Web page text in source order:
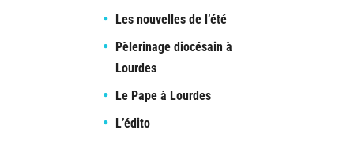
Les nouvelles de l’été
Pèlerinage diocésain à
Lourdes
Le Pape à Lourdes
L’édito